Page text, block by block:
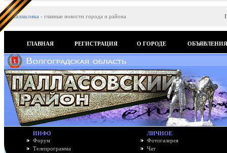
Палласовка - главные новости города и района
ГЛАВНАЯ РЕГИСТРАЦИЯ О ГОРОДЕ ОБЪЯВЛЕНИЯ
ИНФО
Форум
Телепрограмма
ЛИЧНОЕ
Фотогалерея
Чат